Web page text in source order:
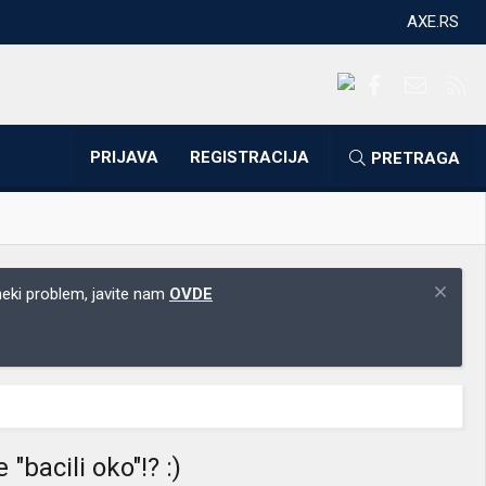
AXE.RS
PRIJAVA REGISTRACIJA PRETRAGA
problem, javite nam OVDE
oko"!? :)